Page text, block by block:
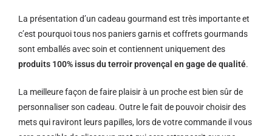
La présentation d’un cadeau gourmand est très importante et
c’est pourquoi tous nos paniers garnis et coffrets gourmands
sont emballés avec soin et contiennent uniquement des
produits 100% issus du terroir provençal en gage de qualité.
La meilleure façon de faire plaisir à un proche est bien sûr de
personnaliser son cadeau. Outre le fait de pouvoir choisir des
mets qui raviront leurs papilles, lors de votre commande il vous